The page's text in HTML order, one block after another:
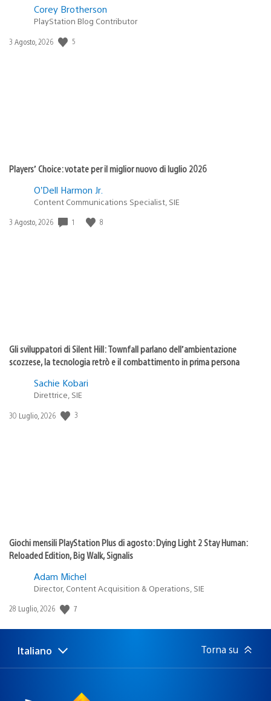
Corey Brotherson
PlayStation Blog Contributor
Data
3 Agosto, 2026 5
Players’ Choice: votate per il miglior nuovo di luglio 2026
O’Dell Harmon Jr.
Content Communications Specialist, SIE
Data
3 Agosto, 2026 1 8
Gli sviluppatori di Silent Hill: Townfall parlano dell’ambientazione
scozzese, la tecnologia retrò e il combattimento in prima persona
Sachie Kobari
Direttrice, SIE
Data
30 Luglio, 2026 3
Giochi mensili PlayStation Plus di agosto: Dying Light 2 Stay Human:
Reloaded Edition, Big Walk, Signalis
Adam Michel
Director, Content Acquisition & Operations, SIE
Data
pubblicazione:
28 Luglio, 2026 7
Seleziona
una
Regione
attuale:
Italiano Torna su